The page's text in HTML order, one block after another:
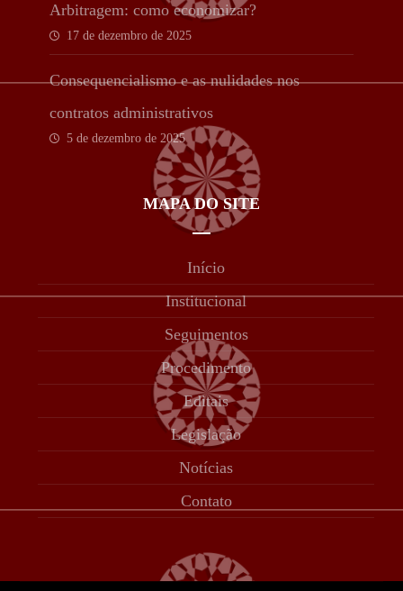
Arbitragem: como economizar?
17 de dezembro de 2025
Consequencialismo e as nulidades nos
contratos administrativos
5 de dezembro de 2025
MAPA DO SITE
Início
Institucional
Seguimentos
Procedimento
Editais
Legislação
Notícias
Contato